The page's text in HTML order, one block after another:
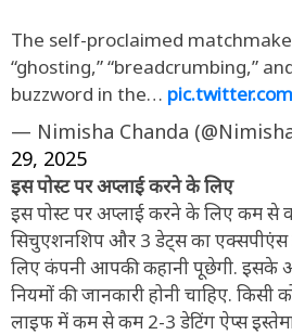
The self-proclaimed
“ghosting,” “breadcrumbing,”
buzzword in the…
— Nimisha Chanda
29, 2025
इस पोस्ट पर अप्लाई करने के लिए
इस पोस्ट पर अप्लाई करने के लिए कम से
सिचुएशनशिप और 3 डेट्स का एक्सपीएंस
लिए कंपनी आपकी कहानी पूछेगी. इसके
नियमों की जानकारी होनी चाहिए.
लाइफ में कम से कम 2-3 डेटिंग ऐप्स